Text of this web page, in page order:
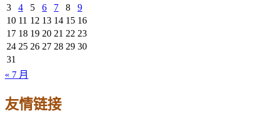
3
4 5 6 7 8
9
10 11 12 13 14 15 16
17 18 19 20 21 22 23
24 25 26 27 28 29 30
31
« 7 月
友情链接